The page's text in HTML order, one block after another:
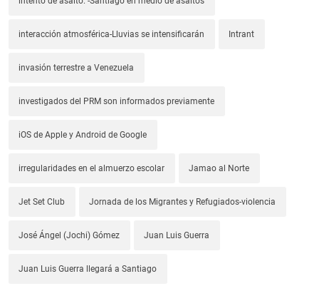
interacción atmosférica-Lluvias se intensificarán Intrant
invasión terrestre a Venezuela
investigados del PRM son informados previamente
iOS de Apple y Android de Google
irregularidades en el almuerzo escolar Jamao al Norte
Jet Set Club Jornada de los Migrantes y Refugiados-violencia
José Ángel (Jochi) Gómez Juan Luis Guerra
Juan Luis Guerra llegará a Santiago